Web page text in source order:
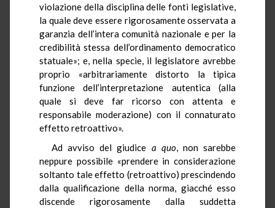
violazione della disciplina delle fonti legislative,
la quale deve essere rigorosamente osservata a
garanzia dell’intera comunità nazionale e per la
credibilità stessa dell’ordinamento democratico
statuale»; e, nella specie, il legislatore avrebbe
proprio «arbitrariamente distorto la tipica
funzione dell’interpretazione autentica (alla
quale si deve far ricorso con attenta e
responsabile moderazione) con il connaturato
effetto retroattivo».
Ad avviso del giudice a quo, non sarebbe
neppure possibile «prendere in considerazione
soltanto tale effetto (retroattivo) prescindendo
dalla qualificazione della norma, giacché esso
discende rigorosamente dalla suddetta